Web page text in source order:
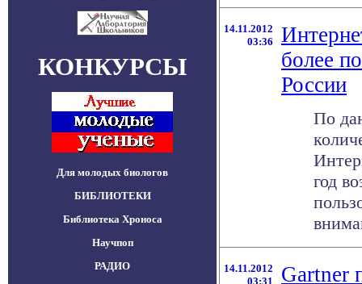
КОНКУРСЫ
Для молодых биологов
БИБЛИОТЕКИ
Библиотека Хроноса
Научпоп
РАДИО
14.11.2012
03:36
более
России
По
год
14.11.2012
03:31
Gartner